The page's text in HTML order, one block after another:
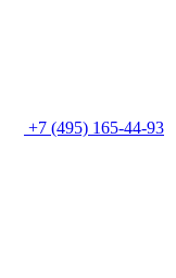
+7 (495) 165-44-93